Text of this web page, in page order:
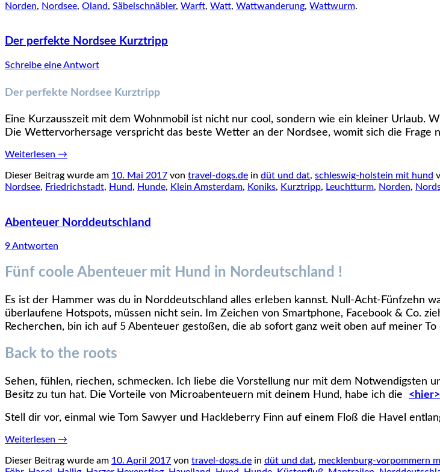
Norden, Nordsee, Oland, Säbelschnäbler, Warft, Watt, Wattwanderung, Wattwurm.
Der perfekte Nordsee Kurztripp
Schreibe eine Antwort
Der perfekte Nordsee Kurztripp
Eine Kurzausszeit mit dem Wohnmobil ist nicht nur cool, sondern wie ein kleiner Urlaub.
Die Wettervorhersage verspricht das beste Wetter an der Nordsee, womit sich die Frage
Weiterlesen →
Dieser Beitrag wurde am 10. Mai 2017 von travel-dogs.de in düt und dat, schleswig-holstein mit hund
Nordsee, Friedrichstadt, Hund, Hunde, Klein Amsterdam, Koniks, Kurztripp, Leuchtturm, Norden,
Abenteuer Norddeutschland
9 Antworten
Fünf coole Abenteuer mit Hund in Nordeutschland !
Es ist der Hammer was du in Norddeutschland alles erleben kannst. Null-Acht-Fünfzehn
überlaufene Hotspots, müssen nicht sein. I m Zeichen von Smartphone, Facebook & Co.
Recherchen, bin ich auf 5 Abenteuer gestoßen, die ab sofort ganz weit oben auf meiner
Back to the roots
Sehen, fühlen, riechen, schmecken. Ich liebe die Vorstellung nur mit dem Notwendigsten
Besitz zu tun hat. Die Vorteile von Microabenteuern mit deinem Hund, habe ich die <hier>
Stell dir vor, einmal wie Tom Sawyer und Hackleberry Finn auf einem Floß die Havel
Weiterlesen →
Dieser Beitrag wurde am 10. April 2017 von travel-dogs.de in düt und dat, mecklenburg-vorpommern